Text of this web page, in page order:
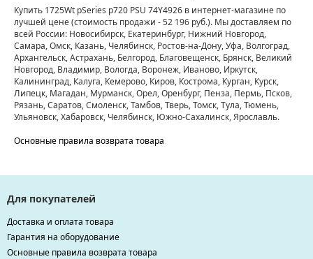
Купить 1725Wt pSeries p720 PSU 74Y4926 в интернет-магазине по
лучшей цене(стоимость продажи - 52 196 руб.). Мы доставляем по
всей России: Новосибирск, Екатеринбург, Нижний Новгород,
Самара, Омск, Казань, Челябинск, Ростов-на-Дону, Уфа, Волгоград,
Архангельск, Астрахань, Белгород, Благовещенск, Брянск, Великий
Новгород, Владимир, Вологда, Воронеж, Иваново, Иркутск,
Калининград, Калуга, Кемерово, Киров, Кострома, Курган, Курск,
Липецк, Магадан, Мурманск, Орел, Оренбург, Пенза, Пермь, Псков,
Рязань, Саратов, Смоленск, Тамбов, Тверь, Томск, Тула, Тюмень,
Ульяновск, Хабаровск, Челябинск, Южно-Сахалинск, Ярославль.
Основные правила возврата товара
Для покупателей
Доставка и оплата товара
Гарантия на оборудование
Основные правила возврата товара